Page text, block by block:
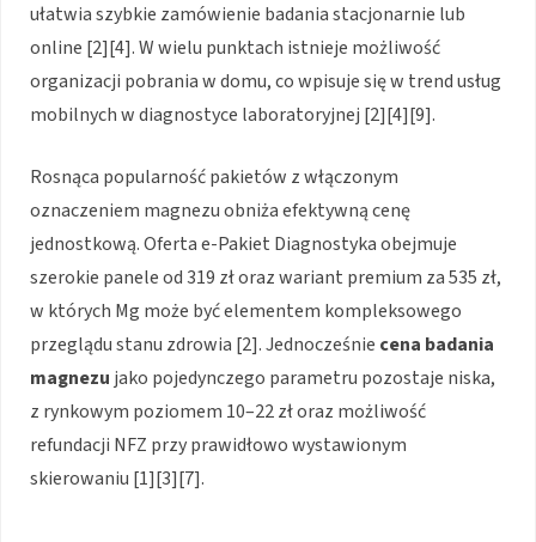
ułatwia szybkie zamówienie badania stacjonarnie lub
online [2][4]. W wielu punktach istnieje możliwość
organizacji pobrania w domu, co wpisuje się w trend usług
mobilnych w diagnostyce laboratoryjnej [2][4][9].
Rosnąca popularność pakietów z włączonym
oznaczeniem magnezu obniża efektywną cenę
jednostkową. Oferta e-Pakiet Diagnostyka obejmuje
szerokie panele od 319 zł oraz wariant premium za 535 zł,
w których Mg może być elementem kompleksowego
przeglądu stanu zdrowia [2]. Jednocześnie cena badania
magnezu jako pojedynczego parametru pozostaje niska,
z rynkowym poziomem 10–22 zł oraz możliwość
refundacji NFZ przy prawidłowo wystawionym
skierowaniu [1][3][7].